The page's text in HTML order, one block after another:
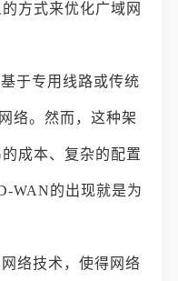
方式来优化广域网
于专用线路或传统
络。然而，这种架
成本、复杂的配置
WAN的出现就是为
络技术，使得网络